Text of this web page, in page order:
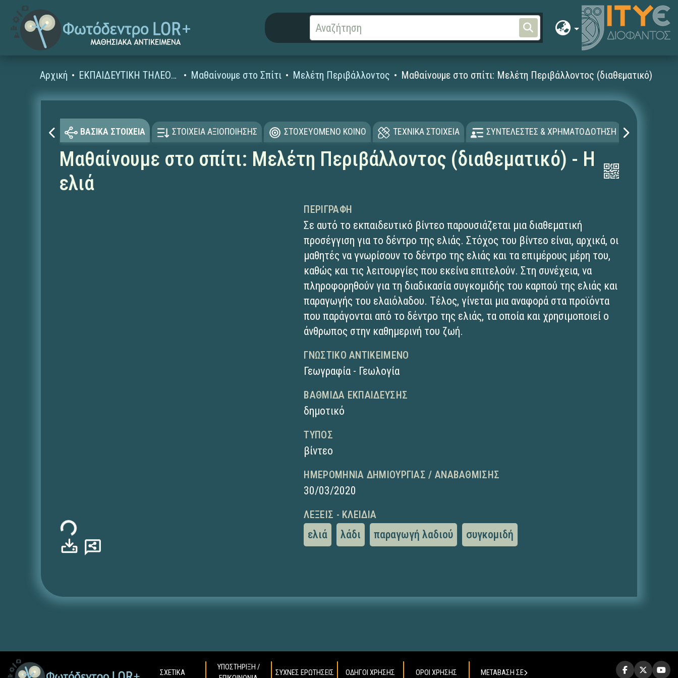
Αρχική ΕΚΠΑΙΔΕΥΤΙΚΗ ΤΗΛΕΟΡΑΣΗ (Ταινίες και βίντεο) Μαθαίνουμε στο Σπίτι Μελέτη Περιβάλλοντος Μαθαίνουμε στο σπίτι: Μελέτη Περιβάλλοντος (διαθεματικό) - Η
ΒΑΣΙΚΑ ΣΤΟΙΧΕΙΑ ΣΤΟΙΧΕΙΑ ΑΞΙΟΠΟΙΗΣΗΣ ΣΤΟΧΕΥΟΜΕΝΟ ΚΟΙΝΟ ΤΕΧΝΙΚΑ ΣΤΟΙΧΕΙΑ ΣΥΝΤΕΛΕΣΤΕΣ & ΧΡΗΜΑΤΟΔΟΤΗΣΗ
Μαθαίνουμε στο σπίτι: Μελέτη Περιβάλλοντος (διαθεματικό) - Η
ελιά
Φόρτωση...
ΠΕΡΙΓΡΑΦΉ
Σε αυτό το εκπαιδευτικό βίντεο παρουσιάζεται μια διαθεματική
προσέγγιση για το δέντρο της ελιάς. Στόχος του βίντεο είναι, αρχικά, οι
μαθητές να γνωρίσουν το δέντρο της ελιάς και τα επιμέρους μέρη του,
καθώς και τις λειτουργίες που εκείνα επιτελούν. Στη συνέχεια, να
πληροφορηθούν για τη διαδικασία συγκομιδής του καρπού της ελιάς και
παραγωγής του ελαιόλαδου. Τέλος, γίνεται μια αναφορά στα προϊόντα
που παράγονται από το δέντρο της ελιάς, τα οποία και χρησιμοποιεί ο
άνθρωπος στην καθημερινή του ζωή.
ΓΝΩΣΤΙΚΌ ΑΝΤΙΚΕΊΜΕΝΟ
Γεωγραφία - Γεωλογία
ΒΑΘΜΊΔΑ ΕΚΠΑΊΔΕΥΣΗΣ
δημοτικό
ΤΎΠΟΣ
βίντεο
ΗΜΕΡΟΜΗΝΊΑ ΔΗΜΙΟΥΡΓΊΑΣ / ΑΝΑΒΆΘΜΙΣΗΣ
30/03/2020
ΛΈΞΕΙΣ - ΚΛΕΙΔΙΆ
ελιά λάδι παραγωγή λαδιού συγκομιδή
ΣΧΕΤΙΚΑ
ΥΠΟΣΤΗΡΙΞΗ /
ΣΥΧΝΕΣ ΕΡΩΤΗΣΕΙΣ ΟΔΗΓΟΙ ΧΡΗΣΗΣ ΟΡΟΙ ΧΡΗΣΗΣ ΜΕΤΑΒΑΣΗ ΣΕ